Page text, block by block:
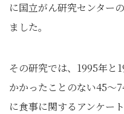
に国立がん研究センター
ました。
その研究では、1995年と
かかったことのない45〜
に食事に関するアンケー